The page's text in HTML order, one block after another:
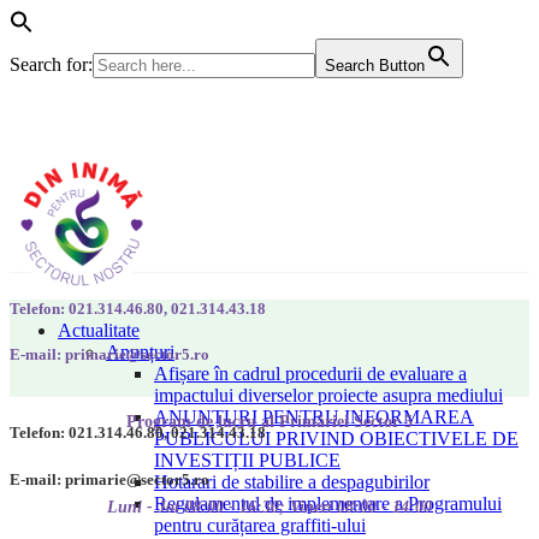
Search for: Search Button
Actualitate
Anunțuri
Afișare în cadrul procedurii de evaluare a
impactului diverselor proiecte asupra mediului
ANUNȚURI PENTRU INFORMAREA
PUBLICULUI PRIVIND OBIECTIVELE DE
INVESTIȚII PUBLICE
Hotarari de stabilire a despagubirilor
Regulamentul de implementare a Programului
pentru curățarea graffiti-ului
Telefon: 021.314.46.80, 021.314.43.18
E-mail: primarie@sector5.ro
Program de lucru al Primăriei Sector 5
Luni - Joi 08:00 - 16:30; Vineri 08:00 - 14:00
Telefon: 021.314.46.80, 021.314.43.18
E-mail: primarie@sector5.ro